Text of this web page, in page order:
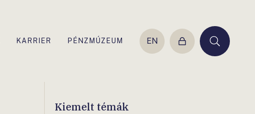
KARRIER PÉNZMÚZEUM EN
Belépés Keresés
Kiemelt témák